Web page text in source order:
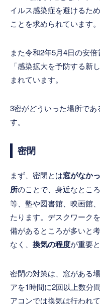
イルス感染症を避けるた
ことを求められています。
また令和2年5月4日の安
「感染拡大を予防する新
まれています。
3密がどういった場所で
す。
密閉
まず、密閉とは窓がなか
所のことで、身近なとこ
等、塾や図書館、映画館
たります。デスクワーク
備があるところが多いと
なく、 換気の程度が重要
密閉の対策は、窓がある
アを1時間に2回以上数分
アコンでは換気は行われ